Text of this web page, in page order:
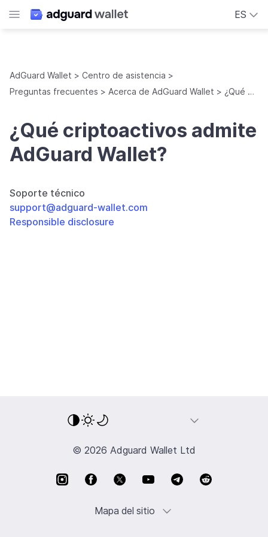
ES
AdGuard Wallet
Centro de asistencia
Preguntas frecuentes
Acerca de AdGuard Wallet ¿Qué criptoactivos admite AdGuard Wallet?
¿Qué criptoactivos admite
AdGuard Wallet?
Soporte técnico
support@adguard-wallet.com
Responsible disclosure
© 2026 Adguard Wallet Ltd
Mapa del sitio